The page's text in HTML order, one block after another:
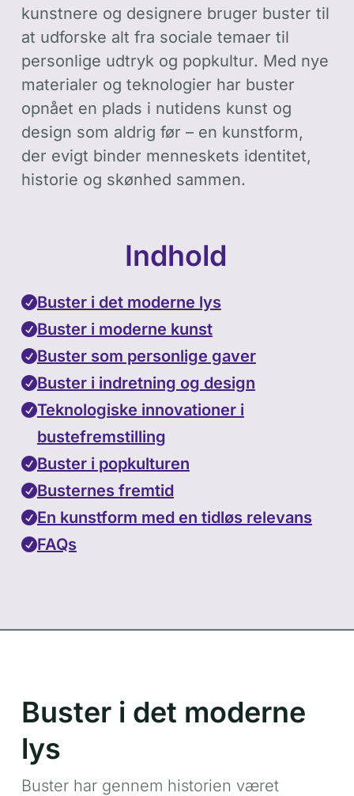
kunstnere og designere bruger buster til
at udforske alt fra sociale temaer til
personlige udtryk og popkultur. Med nye
materialer og teknologier har buster
opnået en plads i nutidens kunst og
design som aldrig før – en kunstform,
der evigt binder menneskets identitet,
historie og skønhed sammen.
Indhold
Buster i det moderne lys
Buster i moderne kunst
Buster som personlige gaver
Buster i indretning og design
Teknologiske innovationer i
bustefremstilling
Buster i popkulturen
Busternes fremtid
En kunstform med en tidløs relevans
FAQs
Buster i det moderne
lys
Buster har gennem historien været